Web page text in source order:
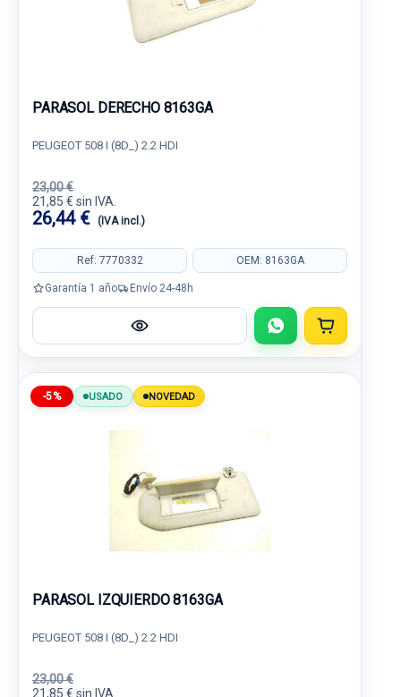
PARASOL DERECHO 8163GA
PEUGEOT 508 I (8D_) 2.2 HDI
23,00 €
21,85 € sin IVA.
26,44 € (IVA incl.)
Ref: 7770332 OEM: 8163GA
Garantía 1 año Envío 24-48h
-5% USADO NOVEDAD
PARASOL IZQUIERDO 8163GA
PEUGEOT 508 I (8D_) 2.2 HDI
23,00 €
21,85 € sin IVA.